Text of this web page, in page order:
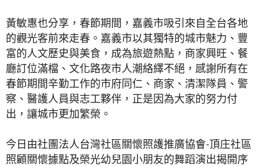
黃敏惠也分享，春節期間，嘉義市吸引來自全台各地
的觀光客前來走春。嘉義市以其獨特的城市魅力、豐
富的人文歷史與美食，成為旅遊熱點，商家興旺、餐
廳訂位滿檔、文化路夜市人潮絡繹不絕，感謝所有在
春節期間辛勤工作的市府同仁、商家、清潔隊員、警
察、醫護人員與志工夥伴，正是因為大家的努力付
出，讓城市更加繁榮。
今日由社團法人台灣社區關懷照護推廣協會-頂庄社區
照顧關懷據點及榮光幼兒園小朋友的舞蹈演出揭開序